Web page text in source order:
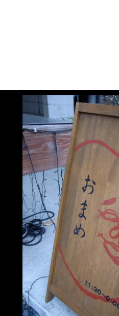
め」は、深夜まできちんとご